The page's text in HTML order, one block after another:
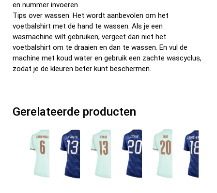
en nummer invoeren.
Tips over wassen: Het wordt aanbevolen om het
voetbalshirt met de hand te wassen. Als je een
wasmachine wilt gebruiken, vergeet dan niet het
voetbalshirt om te draaien en dan te wassen. En vul de
machine met koud water en gebruik een zachte wascyclus,
zodat je de kleuren beter kunt beschermen.
Gerelateerde producten